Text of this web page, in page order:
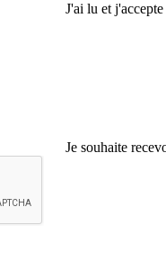
J'ai lu et
Je souhaite